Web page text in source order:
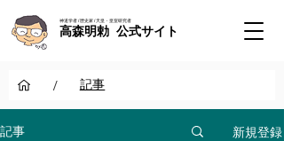
神道学者 / 歴史家 / 天皇・皇室研究者
高森明勅 公式サイト
/ 記事
記事 新規登録